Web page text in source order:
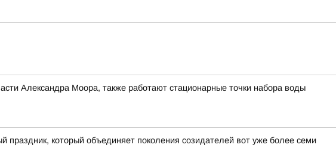
Александра Моора, также работают стационарные точки набора воды
который объединяет поколения созидателей вот уже более семи